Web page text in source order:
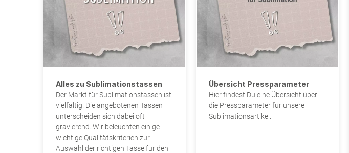
Spezial
Spezial
TRANSFERFOLIEN
Transferfolien Vinyl
Transferfolien Flex
BEDRUCKBARE FOLIEN
Für Sublimationsdrucker
Für Tintenstrahldrucker
Für Laserdrucker
Geschenke
Kunstleder
DESIGNKOLLEKTIONEN
EukalyptusLiebe
Holzverliebt
Waldgeflüster
Magnolienblühen
SafariGaudi
KeepGrowing
Sonne im Herzen
LOVEnder
TECHNIKEN
Giessen
Handlettering
Mixed Media
Strass
Alles zu Sublimationstassen
Der Markt für Sublimationstassen ist
vielfältig. Die angebotenen Tassen
unterscheiden sich dabei oft
gravierend. Wir beleuchten einige
wichtige Qualitätskriterien zur
Auswahl der richtigen Tasse für den
Übersicht Pressparameter
Hier findest Du eine Übersicht über
die Pressparameter für unsere
Sublimationsartikel.